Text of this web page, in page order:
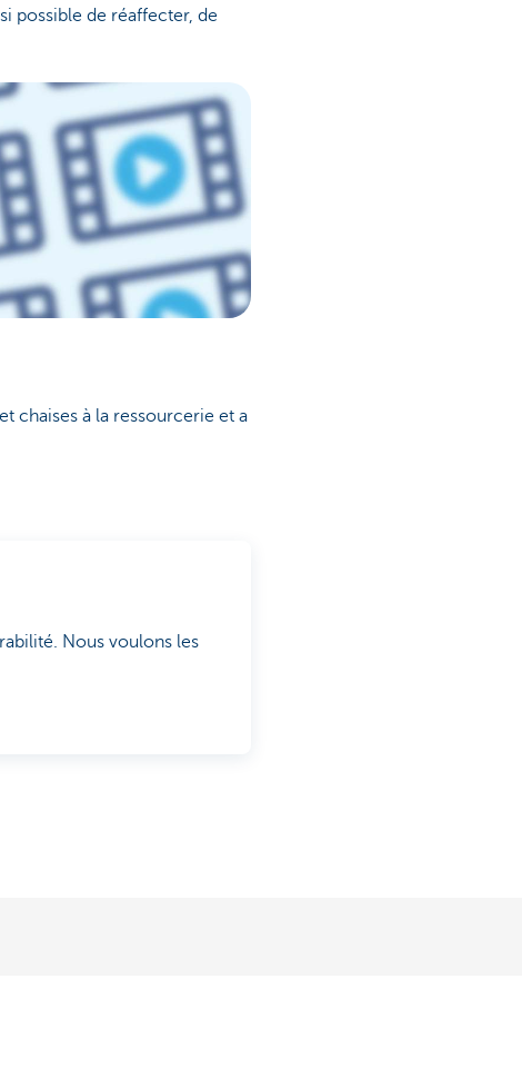
possible de réaffecter, de
chaises à la ressourcerie et a
Nous voulons les